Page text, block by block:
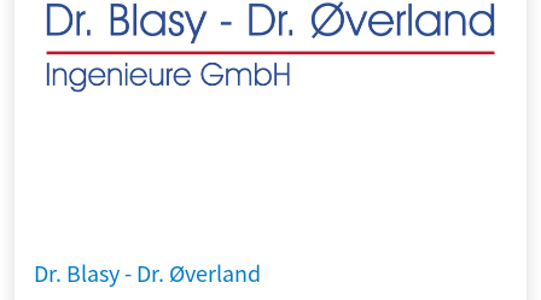
Dr. Blasy - Dr. Øverland